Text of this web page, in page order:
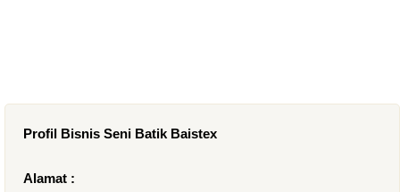
Profil Bisnis Seni Batik Baistex
Alamat :